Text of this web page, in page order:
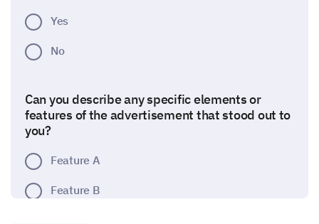
Yes
No
Can you describe any specific elements or
features of the advertisement that stood out to
you?
Feature A
Feature B